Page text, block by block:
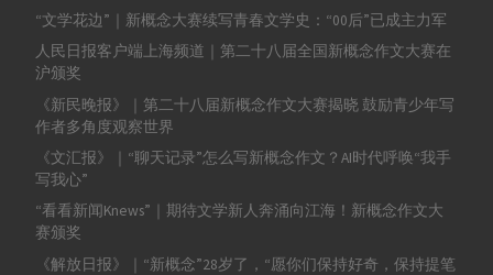
“文学花边”｜新概念大赛续写青春文学史：“00后”已成主力军
人民日报客户端上海频道｜第二十八届全国新概念作文大赛在
沪颁奖
《新民晚报》｜第二十八届新概念作文大赛揭晓 鼓励青少年写
作者多角度观察世界
《文汇报》｜“聊天记录”怎么写新概念作文？AI时代呼唤“我手
写我心”
“看看新闻Knews”｜期待文学新人奔涌向江海！新概念作文大
赛颁奖
《解放日报》｜“新概念”28岁了，“愿你们保持好奇，保持提笔